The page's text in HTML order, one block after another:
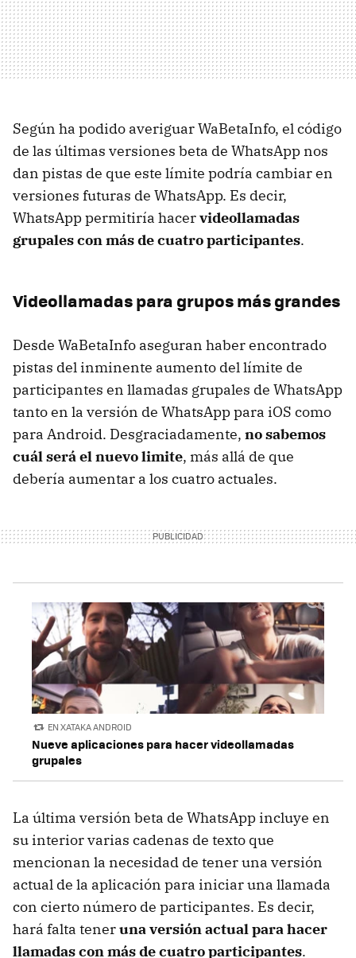
Según ha podido averiguar WaBetaInfo, el código
de las últimas versiones beta de WhatsApp nos
dan pistas de que este límite podría cambiar en
versiones futuras de WhatsApp. Es decir,
WhatsApp permitiría hacervideollamadas
grupales con más de cuatro participantes.
Videollamadas para grupos más grandes
Desde WaBetaInfo aseguran haber encontrado
pistas del inminente aumento del límite de
participantes en llamadas grupales de WhatsApp
tanto en la versión de WhatsApp para iOS como
para Android. Desgraciadamente, no sabemos
cuál será el nuevo limite, más allá de que
debería aumentar a los cuatro actuales.
EN XATAKA ANDROID
Nueve aplicaciones para hacer videollamadas
grupales
La última versión beta de WhatsApp incluye en
su interior varias cadenas de texto que
mencionan la necesidad de tener una versión
actual de la aplicación para iniciar una llamada
con cierto número de participantes. Es decir,
hará falta teneruna versión actual para hacer
llamadas con más de cuatro participantes.